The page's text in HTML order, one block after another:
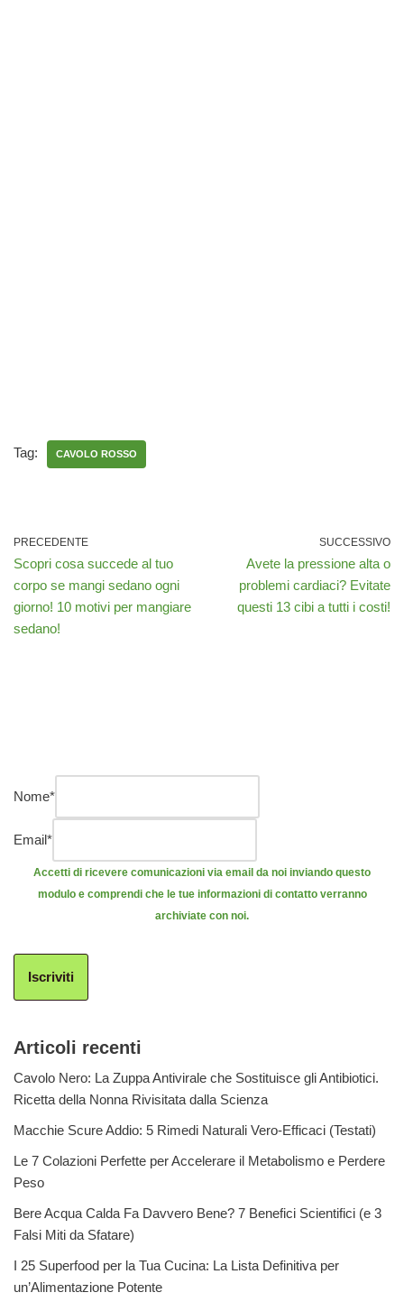
Tag: CAVOLO ROSSO
PRECEDENTE
Scopri cosa succede al tuo
corpo se mangi sedano ogni
giorno! 10 motivi per mangiare
sedano!
SUCCESSIVO
Avete la pressione alta o
problemi cardiaci? Evitate
questi 13 cibi a tutti i costi!
Nome*
Email*
Accetti di ricevere comunicazioni via email da noi inviando questo
modulo e comprendi che le tue informazioni di contatto verranno
archiviate con noi.
Iscriviti
Articoli recenti
Cavolo Nero: La Zuppa Antivirale che Sostituisce gli Antibiotici.
Ricetta della Nonna Rivisitata dalla Scienza
Macchie Scure Addio: 5 Rimedi Naturali Vero-Efficaci (Testati)
Le 7 Colazioni Perfette per Accelerare il Metabolismo e Perdere
Peso
Bere Acqua Calda Fa Davvero Bene? 7 Benefici Scientifici (e 3
Falsi Miti da Sfatare)
I 25 Superfood per la Tua Cucina: La Lista Definitiva per
un’Alimentazione Potente